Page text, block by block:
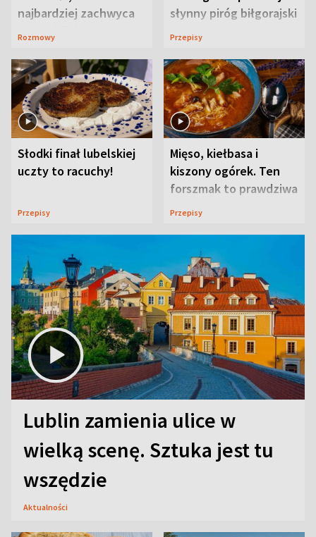
najbardziej zachwyca
ją w Lublinie
Rozmowy
słynny piróg biłgorajski
Przepisy
Słodki finał lubelskiej
uczty to racuchy!
Przepisy
Mięso, kiełbasa i
kiszony ogórek. Ten
forszmak to prawdziwa
uczta
Przepisy
Lublin zamienia ulice w
wielką scenę. Sztuka jest tu
wszędzie
Aktualności